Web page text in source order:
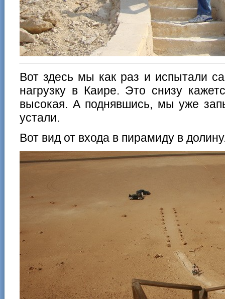
Вот здесь мы как раз и испытали
нагрузку в Каире. Это снизу
высокая. А поднявшись, мы уже
устали.
Вот вид от входа в пирамиду в